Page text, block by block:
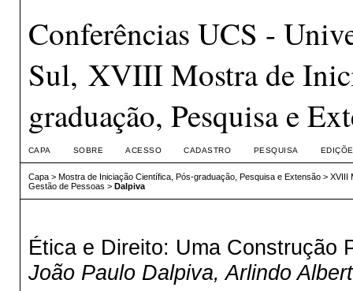
Conferências UCS -
Sul, XVIII Mostra de
graduação, Pesquisa e
CAPA SOBRE ACESSO CADASTRO PESQUISA
Capa> Mostra de Iniciação Científica, Pós-graduação, Pesquisa e Extensão> XVIII
Gestão de Pessoas > Dalpiva
Ética e Direito: Uma Construção
João Paulo Dalpiva, Arlindo